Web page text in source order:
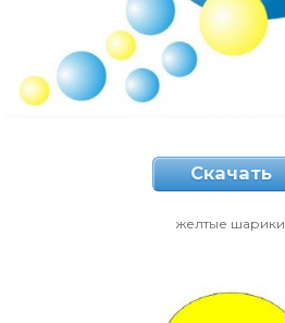
Скачать
желтые шарики